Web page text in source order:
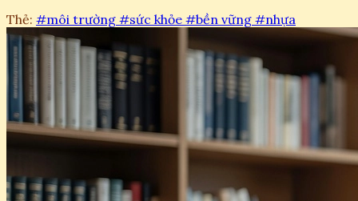
Thẻ: #môi trường #sức khỏe #bền vững #nhựa